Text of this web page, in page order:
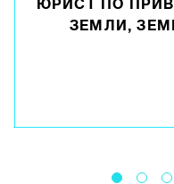
ЮРИСТ ПО
ЗЕМЛИ,